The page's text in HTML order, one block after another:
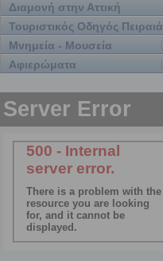
Διαμονή στην Αττική
Τουριστικός Οδηγός Πειραιά
Μνημεία - Μουσεία
Αφιερώματα